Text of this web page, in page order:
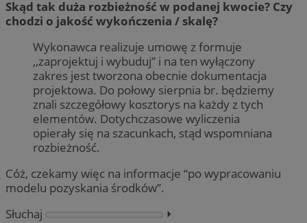
Skąd tak duża rozbieżność w podanej kwocie? Czy
chodzi o jakość wykończenia / skalę?
Wykonawca realizuje umowę z formuje
,,zaprojektuj i wybuduj” i na ten wyłączony
zakres jest tworzona obecnie dokumentacja
projektowa. Do połowy sierpnia br. będziemy
znali szczegółowy kosztorys na każdy z tych
elementów. Dotychczasowe wyliczenia
opierały się na szacunkach, stąd wspomniana
rozbieżność.
Cóż, czekamy więc na informacje “po wypracowaniu
modelu pozyskania środków”.
Słuchaj
⏵︎